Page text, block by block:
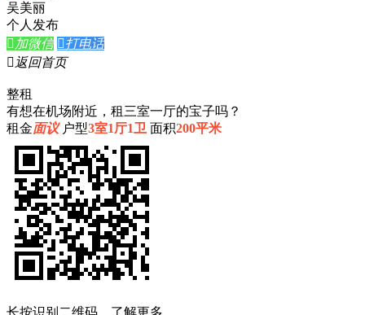
吴美丽
个人发布
 加微信 打电话
 返回首页
整租
有想在机场附近，租三室一厅的宝子吗？
租金面议 户型3室1厅1卫 面积200平米
长按识别二维码，了解更多